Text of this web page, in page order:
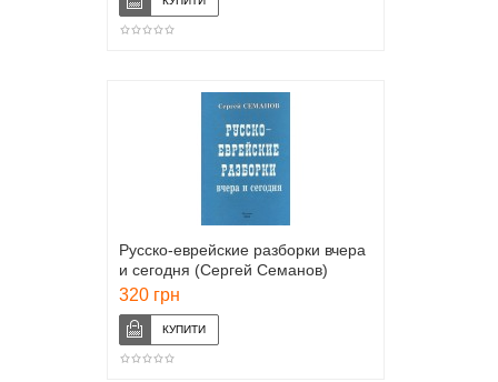
Русско-еврейские разборки вчера
и сегодня (Сергей Семанов)
320 грн